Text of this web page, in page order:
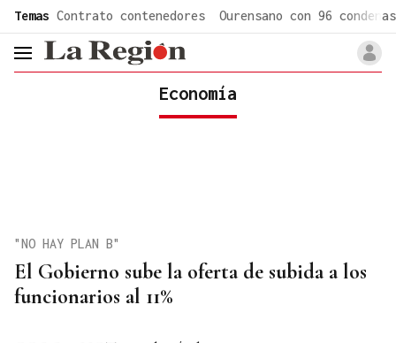
Temas Contrato contenedores Ourensano con 96 condenas
header.menu.open
Economía
El Gobierno sube la oferta de subida a los
funcionarios al 11%
"NO HAY PLAN B"